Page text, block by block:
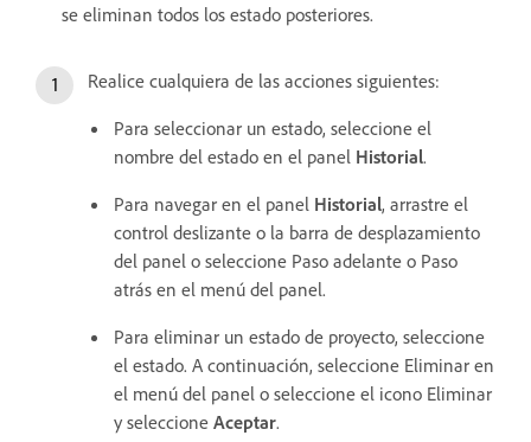
se eliminan todos los estado posteriores.
Realice cualquiera de las acciones siguientes:
Para seleccionar un estado, seleccione el
nombre del estado en el panel Historial.
Para navegar en el panel Historial, arrastre el
control deslizante o la barra de desplazamiento
del panel o seleccione Paso adelante o Paso
atrás en el menú del panel.
Para eliminar un estado de proyecto, seleccione
el estado. A continuación, seleccione Eliminar en
el menú del panel o seleccione el icono Eliminar
y seleccione Aceptar.